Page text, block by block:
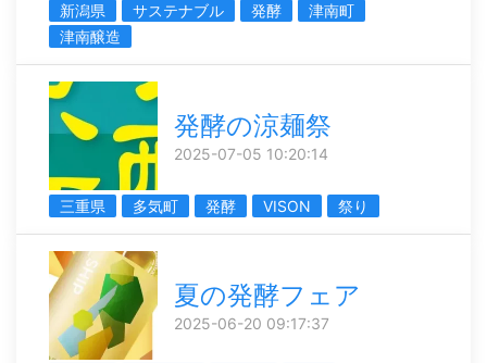
新潟県
サステナブル 発酵
津南町
津南醸造
発酵の涼麺祭
2025-07-05 10:20:14
三重県 多気町 発酵 VISON 祭り
夏の発酵フェア
2025-06-20 09:17:37